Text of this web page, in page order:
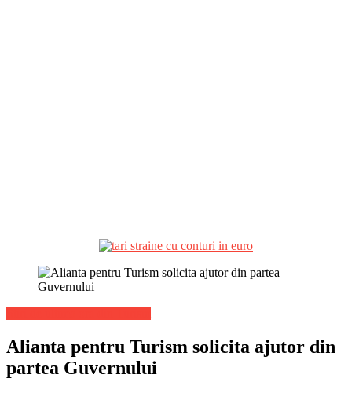
Alianta pentru Turism solicita ajutor din
partea Guvernului